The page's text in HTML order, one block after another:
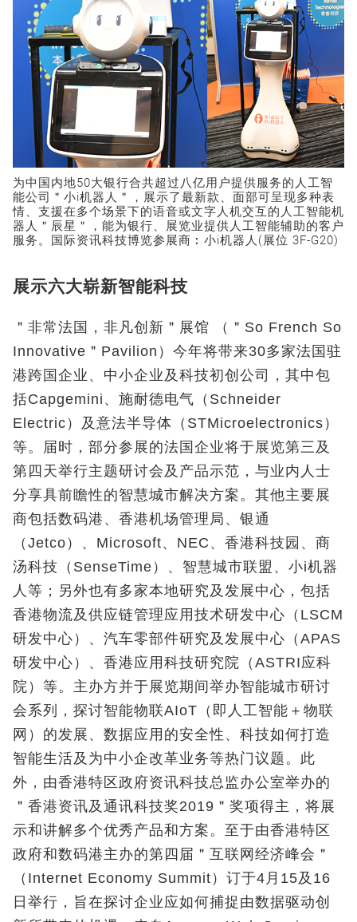
为中国内地50大银行合共超过八亿用户提供服务的人工智
能公司＂小i机器人＂，展示了最新款、面部可呈现多种表
情、支援在多个场景下的语音或文字人机交互的人工智能机
器人＂辰星＂，能为银行、展览业提供人工智能辅助的客户
服务。国际资讯科技博览参展商︰小i机器人(展位 3F-G20)
展示六大崭新智能科技
＂非常法国，非凡创新＂展馆 （＂So French So
Innovative＂Pavilion）今年将带来30多家法国驻
港跨国企业、中小企业及科技初创公司，其中包
括Capgemini、施耐德电气（Schneider
Electric）及意法半导体（STMicroelectronics）
等。届时，部分参展的法国企业将于展览第三及
第四天举行主题研讨会及产品示范，与业内人士
分享具前瞻性的智慧城市解决方案。其他主要展
商包括数码港、香港机场管理局、银通
（Jetco）、Microsoft、NEC、香港科技园、商
汤科技（SenseTime）、智慧城市联盟、小i机器
人等；另外也有多家本地研究及发展中心，包括
香港物流及供应链管理应用技术研发中心（LSCM
研发中心）、汽车零部件研究及发展中心（APAS
研发中心）、香港应用科技研究院（ASTRI应科
院）等。主办方并于展览期间举办智能城市研讨
会系列，探讨智能物联AIoT（即人工智能＋物联
网）的发展、数据应用的安全性、科技如何打造
智能生活及为中小企改革业务等热门议题。此
外，由香港特区政府资讯科技总监办公室举办的
＂香港资讯及通讯科技奖2019＂奖项得主，将展
示和讲解多个优秀产品和方案。至于由香港特区
政府和数码港主办的第四届＂互联网经济峰会＂
（Internet Economy Summit）订于4月15及16
日举行，旨在探讨企业应如何捕捉由数据驱动创